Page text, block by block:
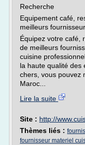
Recherche
Equipement café,
meilleurs
Équipez votre café,
de meilleurs
cuisine
la haute qualité des
chers, vous pouvez
Maroc...
Lire la suite
Site : http://
Thèmes liés :
fournisseur materiel